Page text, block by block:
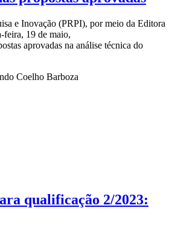
e Inovação (PRPI), por meio da Editora
feira, 19 de maio,
aprovadas na análise técnica do
Coelho Barboza
qualificação 2/2023: